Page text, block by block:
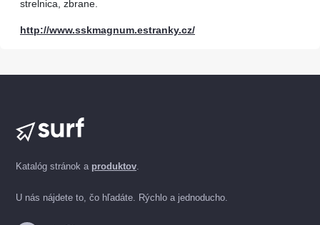
strelnica, zbrane.
http://www.sskmagnum.estranky.cz/
Katalóg stránok a produktov.
U nás nájdete to, čo hľadáte. Rýchlo a jednoducho.